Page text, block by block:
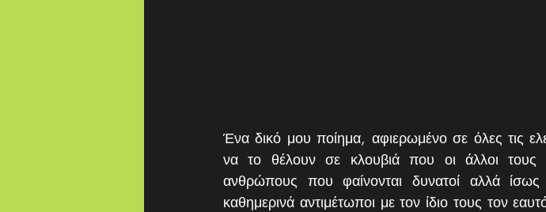
Ένα δικό μου ποίημα, αφιερωμένο σε όλες τις
να το θέλουν σε κλουβιά που οι άλλοι τους
ανθρώπους που φαίνονται δυνατοί αλλά
καθημερινά αντιμέτωποι με τον ίδιο τους τον